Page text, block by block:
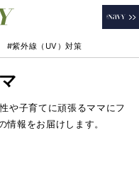
#紫外線（UV）対策
や子育てに頑張るママにフ
情報をお届けします。